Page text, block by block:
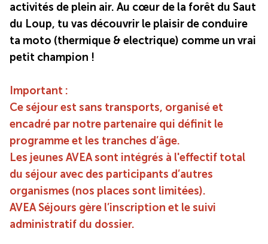
activités de plein air. Au cœur de la forêt du Saut
du Loup, tu vas découvrir le plaisir de conduire
ta moto (thermique & electrique) comme un vrai
petit champion !
Important :
Ce séjour est sans transports, organisé et
encadré par notre partenaire qui définit le
programme et les tranches d’âge.
Les jeunes AVEA sont intégrés à l'effectif total
du séjour avec des participants d’autres
organismes (nos places sont limitées).
AVEA Séjours gère l’inscription et le suivi
administratif du dossier.